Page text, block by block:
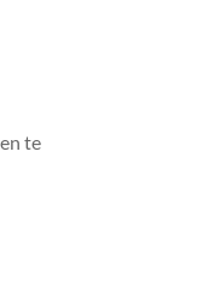
te